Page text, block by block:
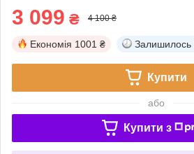
3 099 ₴ 4 100 ₴
Економія 1001 ₴ Залишилось
Купити
або
Купити з